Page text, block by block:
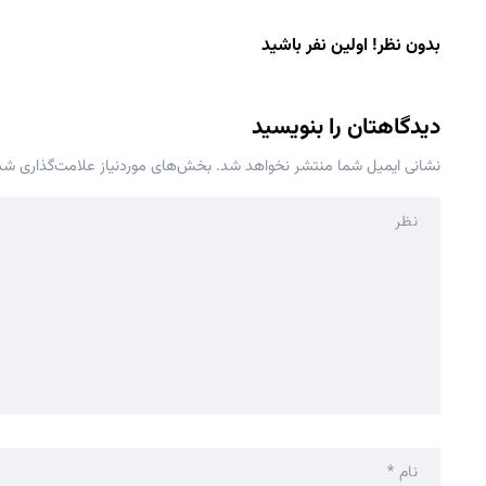
بدون نظر! اولین نفر باشید
دیدگاهتان را بنویسید
نشانی ایمیل شما منتشر نخواهد شد. بخش‌های موردنیاز علامت‌گذاری